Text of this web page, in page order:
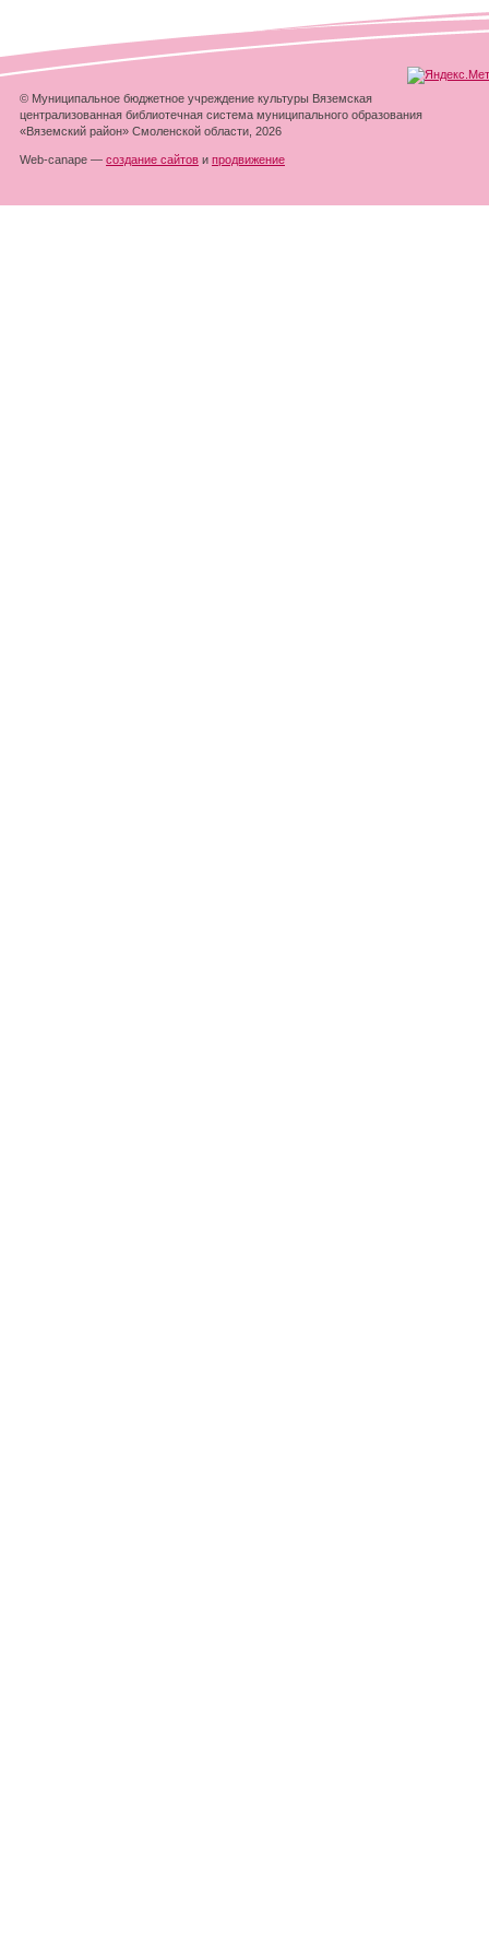
© Муниципальное бюджетное учреждение культуры Вяземская
централизованная библиотечная система муниципального образования
«Вяземский район» Смоленской области, 2026
Web-canape — создание сайтов и продвижение